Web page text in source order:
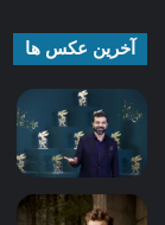
آخرین عکس ها